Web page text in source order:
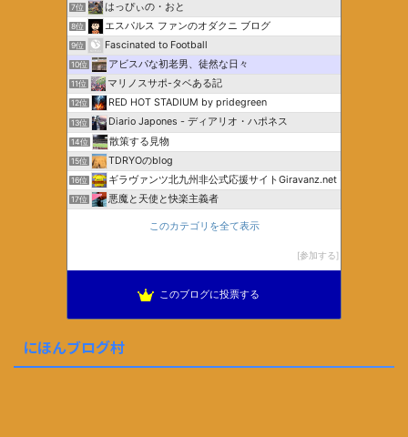
7位 はっぴぃの・おと
8位 エスパルス ファンのオダクニ ブログ
9位 Fascinated to Football
10位 アビスパな初老男、徒然な日々
11位 マリノスサポ-タベある記
12位 RED HOT STADIUM by pridegreen
13位 Diario Japones - ディアリオ・ハポネス
14位 散策する見物
15位 TDRYOのblog
16位 ギラヴァンツ北九州非公式応援サイトGiravanz.net
17位 悪魔と天使と快楽主義者
このカテゴリを全て表示
参加する
このブログに投票する
にほんブログ村